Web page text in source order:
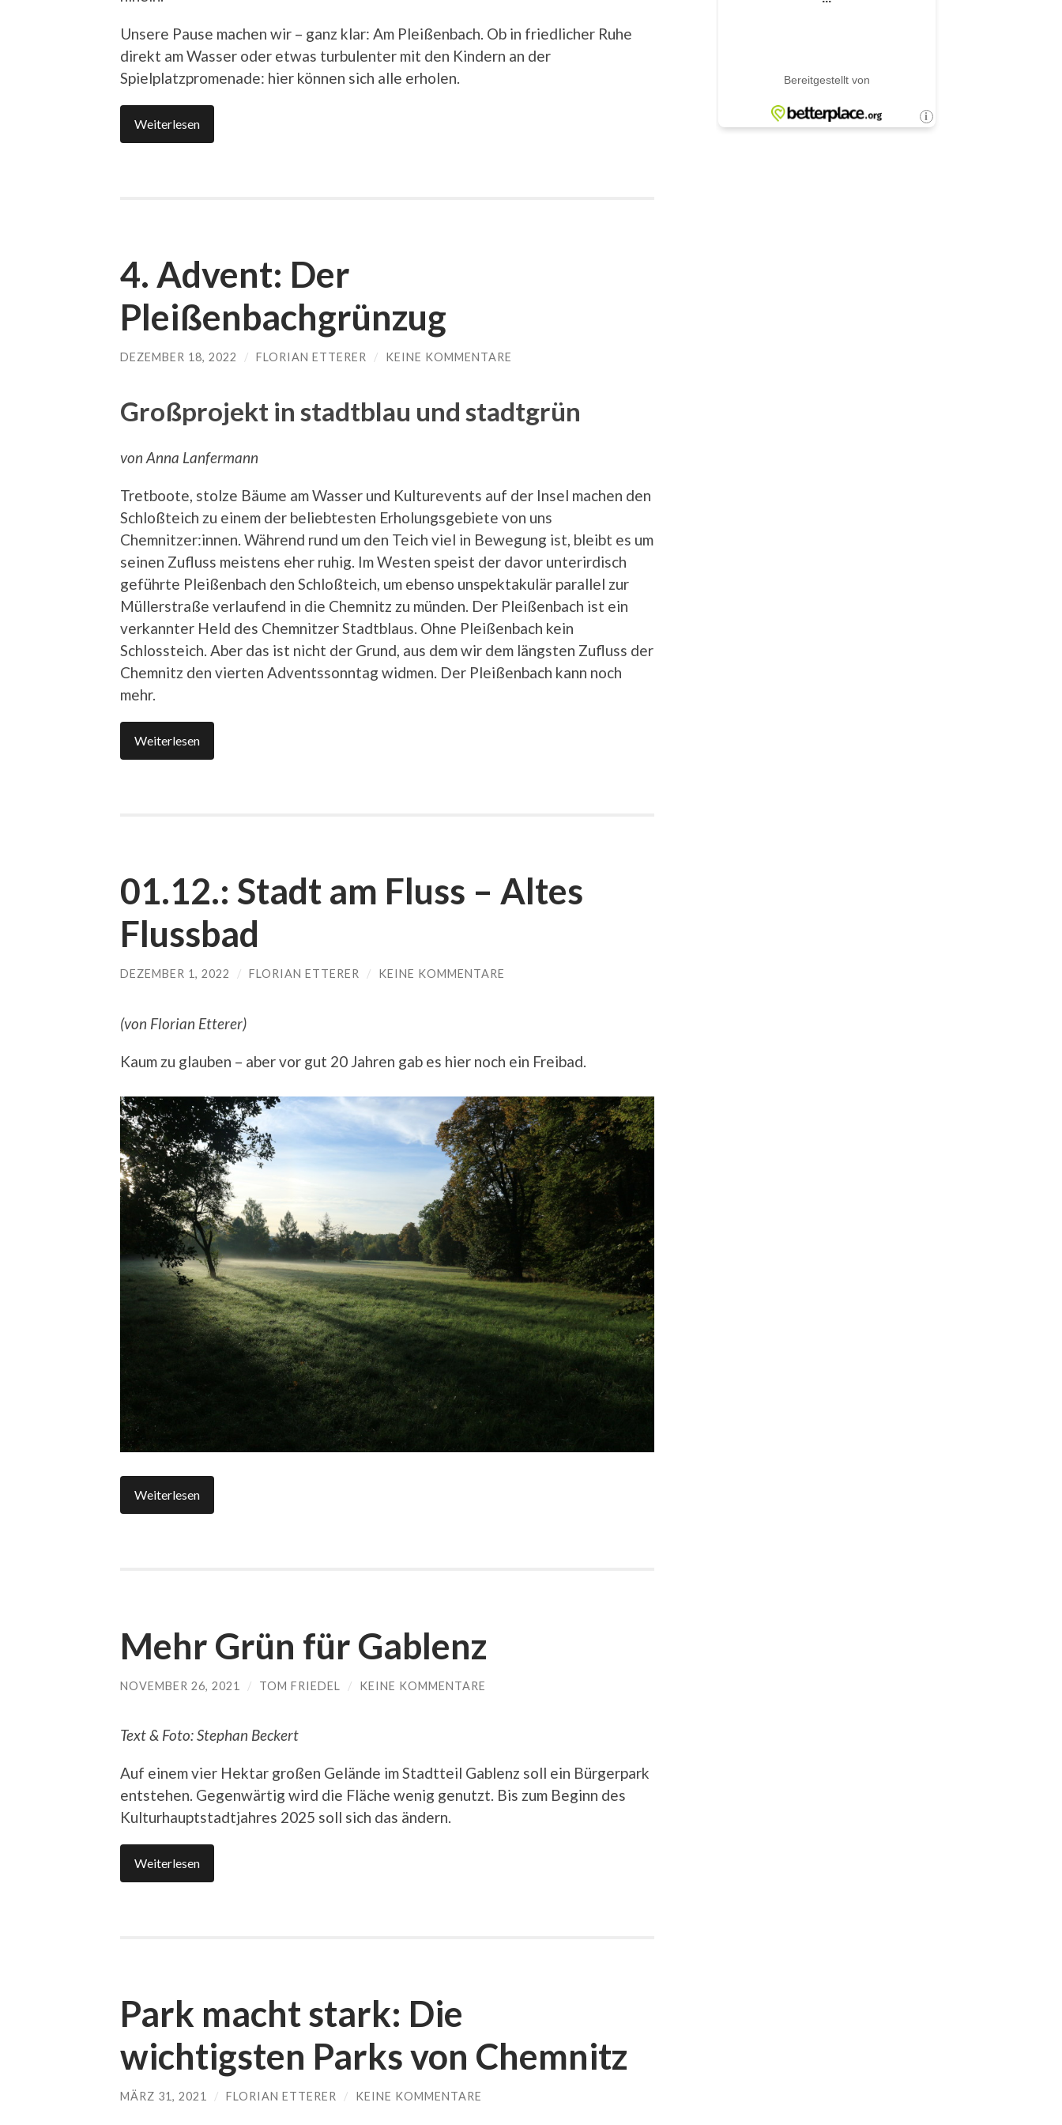
Unsere Pause machen wir – ganz klar: Am Pleißenbach. Ob in friedlicher Ruhe
direkt am Wasser oder etwas turbulenter mit den Kindern an der
Spielplatzpromenade: hier können sich alle erholen.
Weiterlesen
4. Advent: Der
Pleißenbachgrünzug
DEZEMBER 18, 2022 / FLORIAN ETTERER / KEINE KOMMENTARE
Großprojekt in stadtblau und stadtgrün
von Anna Lanfermann
Tretboote, stolze Bäume am Wasser und Kulturevents auf der Insel machen den
Schloßteich zu einem der beliebtesten Erholungsgebiete von uns
Chemnitzer:innen. Während rund um den Teich viel in Bewegung ist, bleibt es um
seinen Zufluss meistens eher ruhig. Im Westen speist der davor unterirdisch
geführte Pleißenbach den Schloßteich, um ebenso unspektakulär parallel zur
Müllerstraße verlaufend in die Chemnitz zu münden. Der Pleißenbach ist ein
verkannter Held des Chemnitzer Stadtblaus. Ohne Pleißenbach kein
Schlossteich. Aber das ist nicht der Grund, aus dem wir dem längsten Zufluss der
Chemnitz den vierten Adventssonntag widmen. Der Pleißenbach kann noch
mehr.
Weiterlesen
01.12.: Stadt am Fluss – Altes
Flussbad
DEZEMBER 1, 2022 / FLORIAN ETTERER / KEINE KOMMENTARE
(von Florian Etterer)
Kaum zu glauben – aber vor gut 20 Jahren gab es hier noch ein Freibad.
Weiterlesen
Mehr Grün für Gablenz
NOVEMBER 26, 2021 / TOM FRIEDEL / KEINE KOMMENTARE
Text & Foto: Stephan Beckert
Auf einem vier Hektar großen Gelände im Stadtteil Gablenz soll ein Bürgerpark
entstehen. Gegenwärtig wird die Fläche wenig genutzt. Bis zum Beginn des
Kulturhauptstadtjahres 2025 soll sich das ändern.
Weiterlesen
Park macht stark: Die
wichtigsten Parks von Chemnitz
MÄRZ 31, 2021 / FLORIAN ETTERER / KEINE KOMMENTARE